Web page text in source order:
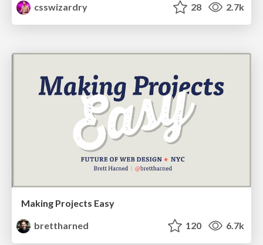
csswizardry
28 2.7k
Making Projects Easy
brettharned
120 6.7k